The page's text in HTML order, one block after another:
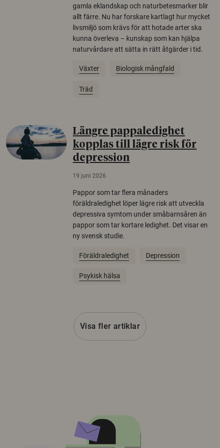
gamla eklandskap och naturbetesmarker blir
allt färre. Nu har forskare kartlagt hur mycket
livsmiljö som krävs för att hotade arter ska
kunna överleva – kunskap som kan hjälpa
naturvårdare att sätta in rätt åtgärder i tid.
Växter Biologisk mångfald
Träd
Längre pappaledighet
kopplas till lägre risk för
depression
19 juni 2026
Pappor som tar flera månaders
föräldraledighet löper lägre risk att utveckla
depressiva symtom under småbarnsåren än
pappor som tar kortare ledighet. Det visar en
ny svensk studie.
Föräldraledighet Depression
Psykisk hälsa
Visa fler artiklar